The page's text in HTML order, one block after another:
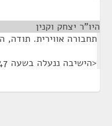
היו"ר יצחק וקנין
תחבורה אווירית. תודה,
<הישיבה ננעלה בשעה 12:47.>